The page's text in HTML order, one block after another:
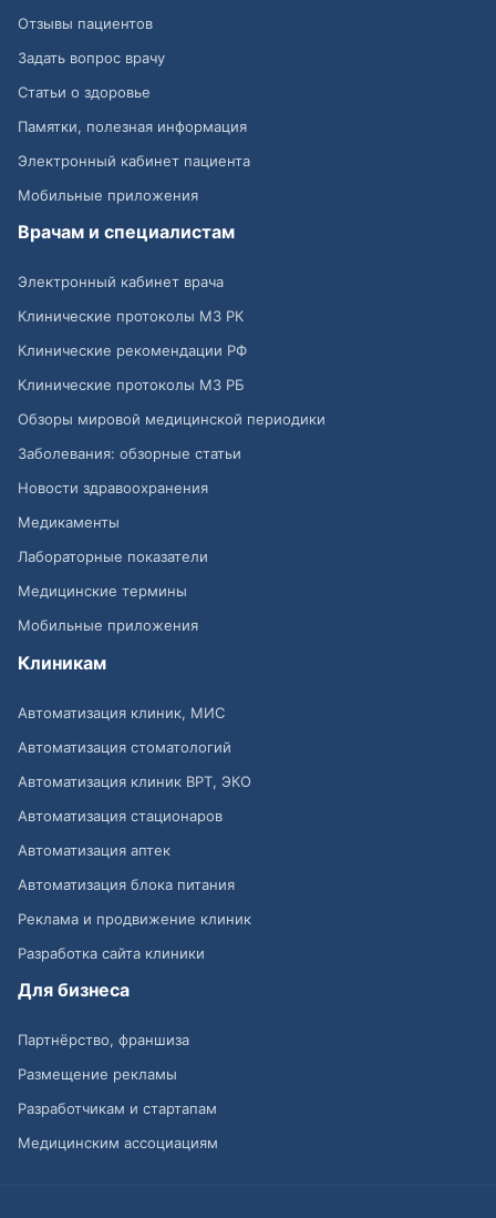
Отзывы пациентов
Задать вопрос врачу
Статьи о здоровье
Памятки, полезная информация
Электронный кабинет пациента
Мобильные приложения
Врачам и специалистам
Электронный кабинет врача
Клинические протоколы МЗ РК
Клинические рекомендации РФ
Клинические протоколы МЗ РБ
Обзоры мировой медицинской периодики
Заболевания: обзорные статьи
Новости здравоохранения
Медикаменты
Лабораторные показатели
Медицинские термины
Мобильные приложения
Клиникам
Автоматизация клиник, МИС
Автоматизация стоматологий
Автоматизация клиник ВРТ, ЭКО
Автоматизация стационаров
Автоматизация аптек
Автоматизация блока питания
Реклама и продвижение клиник
Разработка сайта клиники
Для бизнеса
Партнёрство, франшиза
Размещение рекламы
Разработчикам и стартапам
Медицинским ассоциациям